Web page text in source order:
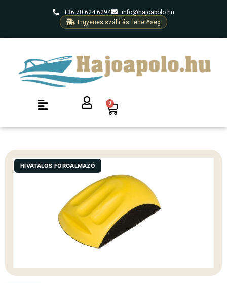
+36 70 624 6294
info@hajoapolo.hu
Ingyenes szállítási lehetőség
0
HIVATALOS FORGALMAZÓ